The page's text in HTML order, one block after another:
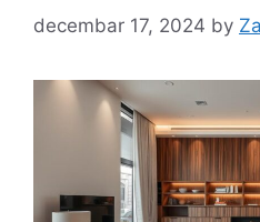
decembar 17, 2024 by